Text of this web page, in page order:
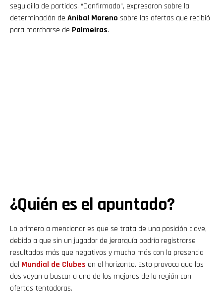
seguidilla de partidos. “Confirmado”, expresaron sobre la
determinación de Aníbal Moreno sobre las ofertas que recibió
para marcharse de Palmeiras.
¿Quién es el apuntado?
Lo primero a mencionar es que se trata de una posición clave,
debido a que sin un jugador de jerarquía podría registrarse
resultados más que negativos y mucho más con la presencia
del Mundial de Clubes en el horizonte. Esto provoca que los
dos vayan a buscar a uno de los mejores de la región con
ofertas tentadoras.